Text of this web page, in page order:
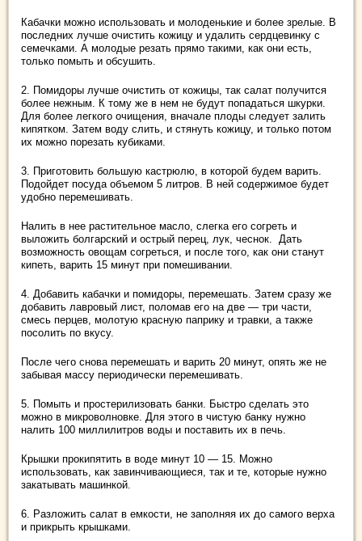
Кабачки можно использовать и молоденькие и более зрелые. В
последних лучше очистить кожицу и удалить сердцевинку с
семечками. А молодые резать прямо такими, как они есть,
только помыть и обсушить.
2. Помидоры лучше очистить от кожицы, так салат получится
более нежным. К тому же в нем не будут попадаться шкурки.
Для более легкого очищения, вначале плоды следует залить
кипятком. Затем воду слить, и стянуть кожицу, и только потом
их можно порезать кубиками.
3. Приготовить большую кастрюлю, в которой будем варить.
Подойдет посуда объемом 5 литров. В ней содержимое будет
удобно перемешивать.
Налить в нее растительное масло, слегка его согреть и
выложить болгарский и острый перец, лук, чеснок. Дать
возможность овощам согреться, и после того, как они станут
кипеть, варить 15 минут при помешивании.
4. Добавить кабачки и помидоры, перемешать. Затем сразу же
добавить лавровый лист, поломав его на две — три части,
смесь перцев, молотую красную паприку и травки, а также
посолить по вкусу.
После чего снова перемешать и варить 20 минут, опять же не
забывая массу периодически перемешивать.
5. Помыть и простерилизовать банки. Быстро сделать это
можно в микроволновке. Для этого в чистую банку нужно
налить 100 миллилитров воды и поставить их в печь.
Крышки прокипятить в воде минут 10 — 15. Можно
использовать, как завинчивающиеся, так и те, которые нужно
закатывать машинкой.
6. Разложить салат в емкости, не заполняя их до самого верха
и прикрыть крышками.